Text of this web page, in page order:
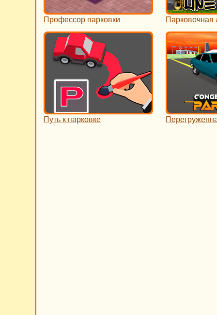
Профессор парковки Парковочная
Путь к парковке